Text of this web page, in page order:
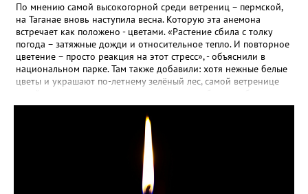
По мнению самой высокогорной среди ветрениц – пермской,
на Таганае вновь наступила весна. Которую эта анемона
встречает как положено - цветами. «Растение сбила с толку
погода – затяжные дожди и относительное тепло. И повторное
цветение – просто реакция на этот стресс», - объяснили в
национальном парке. Там также добавили: хотя нежные белые
цветы и украшают по-летнему зелёный лес, самой ветренице
силы перед долгой зимовкой.